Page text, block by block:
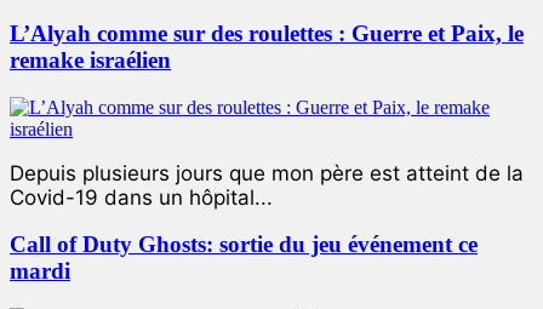
L’Alyah comme sur des roulettes : Guerre et Paix, le
remake israélien
Depuis plusieurs jours que mon père est atteint de la
Covid-19 dans un hôpital...
Call of Duty Ghosts: sortie du jeu événement ce
mardi